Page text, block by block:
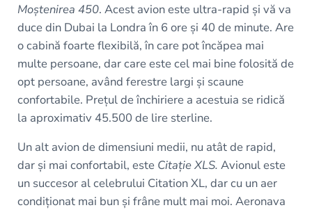
Moștenirea 450. Acest avion este ultra-rapid și vă va
duce din Dubai la Londra în 6 ore și 40 de minute. Are
o cabină foarte flexibilă, în care pot încăpea mai
multe persoane, dar care este cel mai bine folosită de
opt persoane, având ferestre largi și scaune
confortabile. Prețul de închiriere a acestuia se ridică
la aproximativ 45.500 de lire sterline.
Un alt avion de dimensiuni medii, nu atât de rapid,
dar și mai confortabil, este Citație XLS. Avionul este
un succesor al celebrului Citation XL, dar cu un aer
condiționat mai bun și frâne mult mai moi. Aeronava